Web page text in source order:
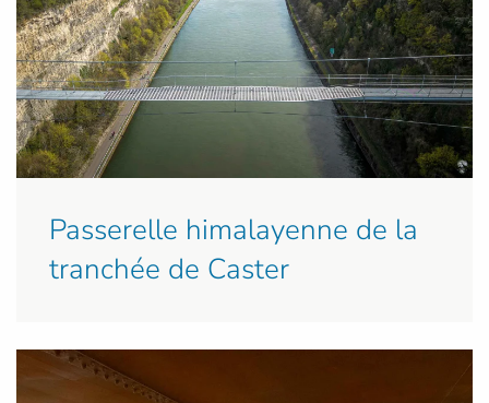
Passerelle himalayenne de la
tranchée de Caster